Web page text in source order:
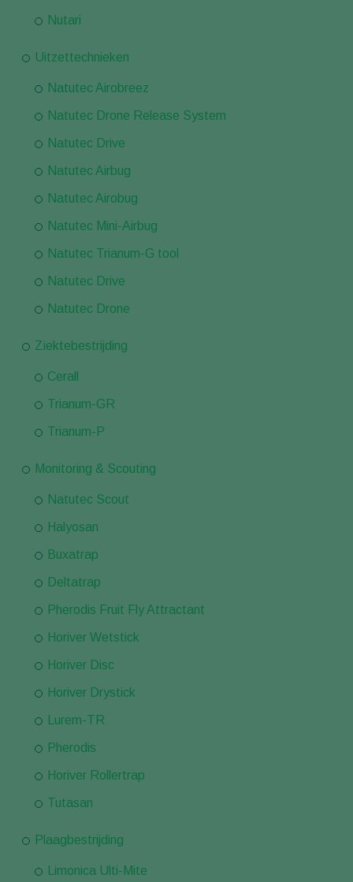
Nutari
Uitzettechnieken
Natutec Airobreez
Natutec Drone Release System
Natutec Drive
Natutec Airbug
Natutec Airobug
Natutec Mini-Airbug
Natutec Trianum-G tool
Natutec Drive
Natutec Drone
Ziektebestrijding
Cerall
Trianum-GR
Trianum-P
Monitoring & Scouting
Natutec Scout
Halyosan
Buxatrap
Deltatrap
Pherodis Fruit Fly Attractant
Horiver Wetstick
Horiver Disc
Horiver Drystick
Lurem-TR
Pherodis
Horiver Rollertrap
Tutasan
Plaagbestrijding
Limonica Ulti-Mite